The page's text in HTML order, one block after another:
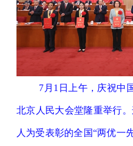
7月1日上午，庆祝中
北京人民大会堂隆重举行
人为受表彰的全国“两优一